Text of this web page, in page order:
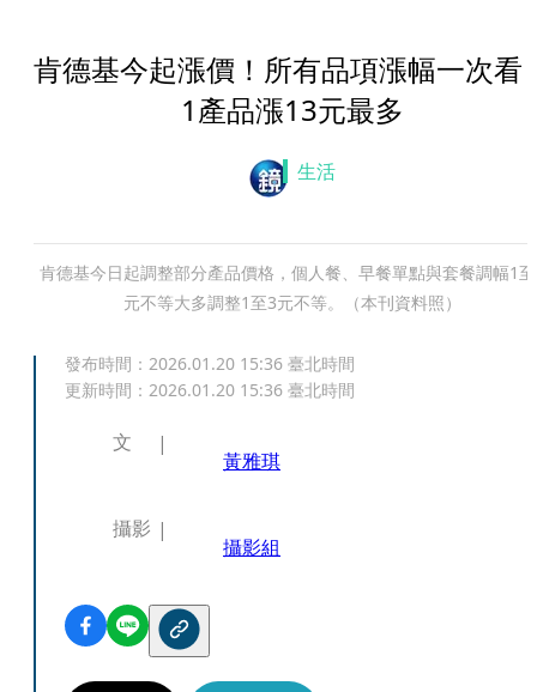
肯德基今起漲價！所有品項漲幅一次
1產品漲13元最多
生活
肯德基今日起調整部分產品價格，個人餐、早餐單點與套餐調幅1
元不等大多調整1至3元不等。（本刊資料照）
發布時間： 2026.01.20 15:36 臺北時間
更新時間： 2026.01.20 15:36 臺北時間
文
黃雅琪
攝影
攝影組